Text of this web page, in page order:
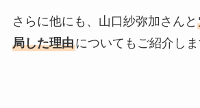
さらに他にも、山口紗弥加さんと
局した理由についてもご紹介しま